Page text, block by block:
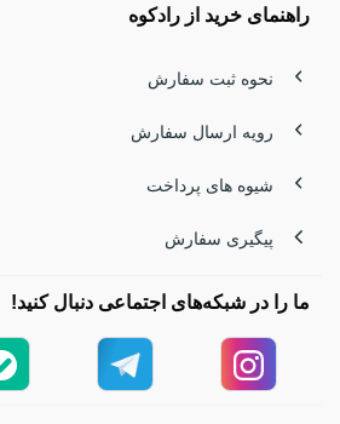
راهنمای خرید از رادکوه
نحوه ثبت سفارش
رویه ارسال سفارش
شیوه های پرداخت
پیگیری سفارش
ما را در شبکه‌های اجتماعی دنبال کنید!